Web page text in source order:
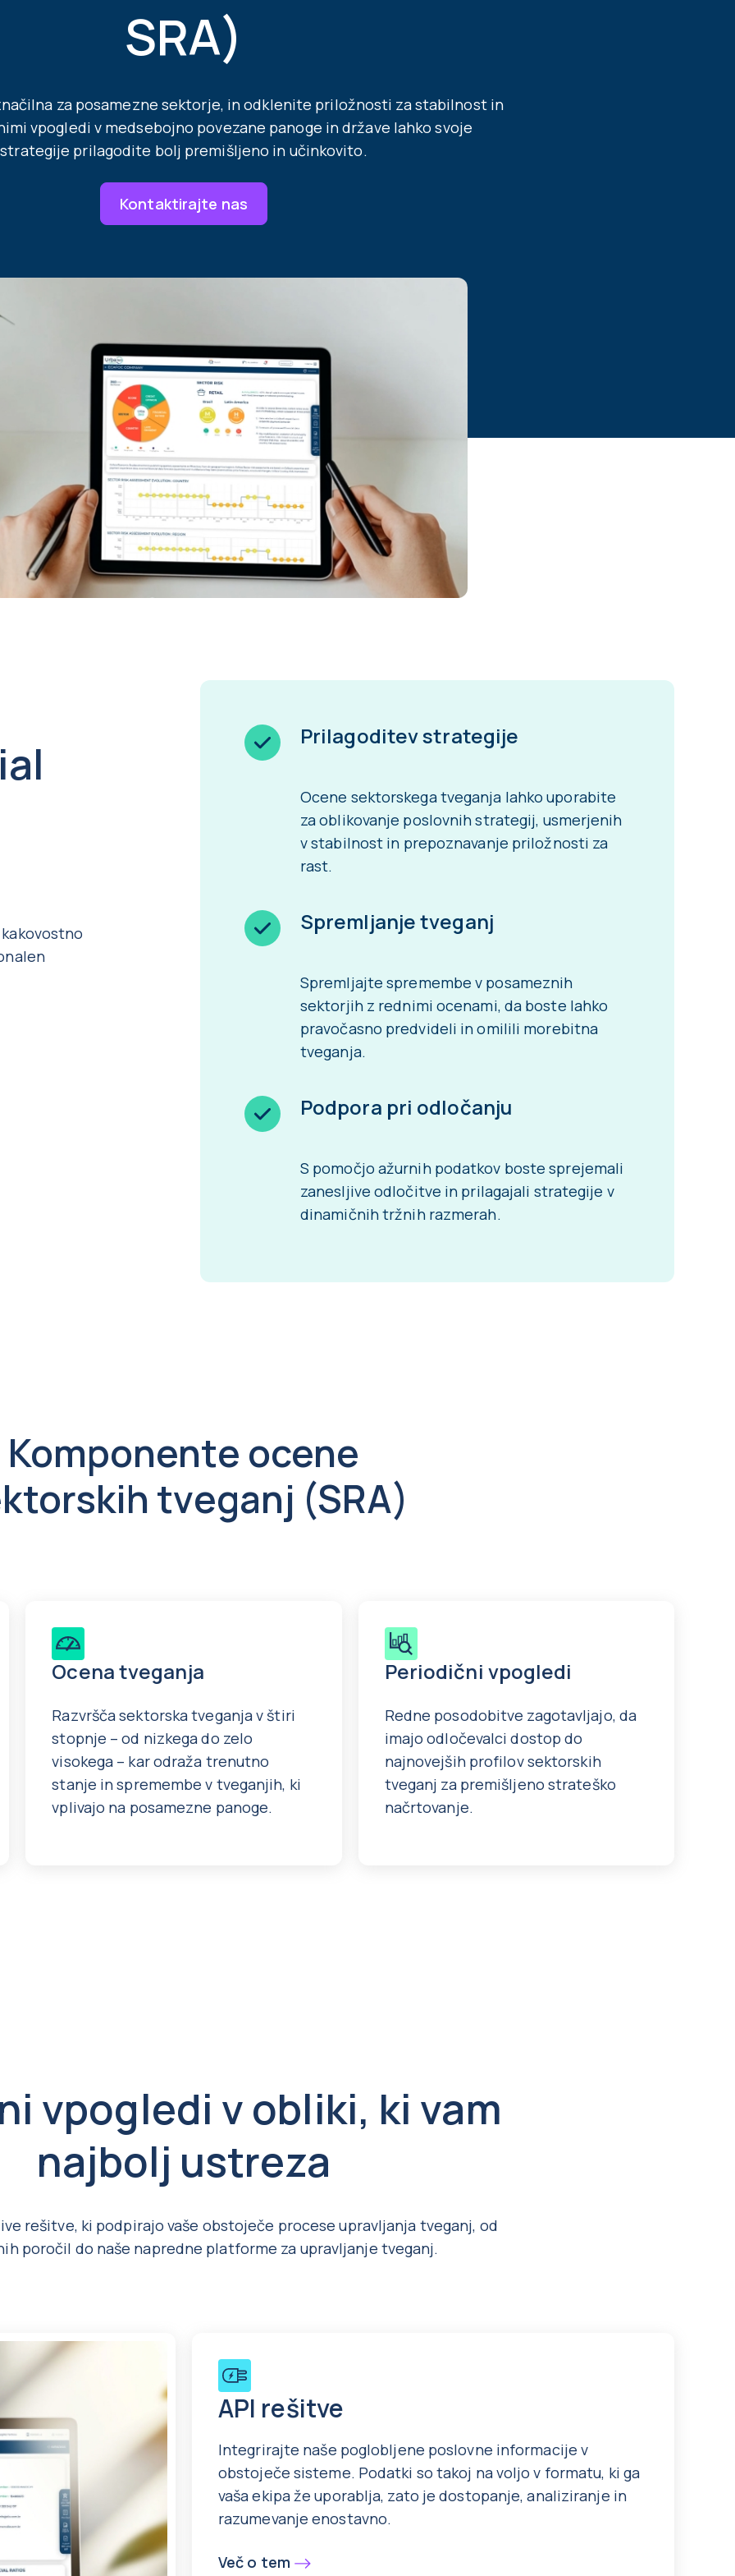
SRA)
za posamezne sektorje, in odklenite priložnosti za stabilnost in
vpogledi v medsebojno povezane panoge in države lahko svoje
strategije prilagodite bolj premišljeno in učinkovito.
Kontaktirajte nas
Prilagoditev strategije
Ocene sektorskega tveganja lahko uporabite
za oblikovanje poslovnih strategij, usmerjenih
v stabilnost in prepoznavanje priložnosti za
rast.
Spremljanje tveganj
Spremljajte spremembe v posameznih
sektorjih z rednimi ocenami, da boste lahko
pravočasno predvideli in omilili morebitna
tveganja.
Podpora pri odločanju
S pomočjo ažurnih podatkov boste sprejemali
zanesljive odločitve in prilagajali strategije v
dinamičnih tržnih razmerah.
Komponente ocene
tveganj (SRA)
Ocena tveganja
Razvršča sektorska tveganja v štiri
stopnje – od nizkega do zelo
visokega – kar odraža trenutno
stanje in spremembe v tveganjih, ki
vplivajo na posamezne panoge.
Periodični vpogledi
Redne posodobitve zagotavljajo, da
imajo odločevalci dostop do
najnovejših profilov sektorskih
tveganj za premišljeno strateško
načrtovanje.
vpogledi v obliki, ki vam
najbolj ustreza
rešitve, ki podpirajo vaše obstoječe procese upravljanja tveganj, od
poročil do naše napredne platforme za upravljanje tveganj.
API rešitve
Integrirajte naše poglobljene poslovne informacije v
obstoječe sisteme. Podatki so takoj na voljo v formatu, ki ga
vaša ekipa že uporablja, zato je dostopanje, analiziranje in
razumevanje enostavno.
Več o tem